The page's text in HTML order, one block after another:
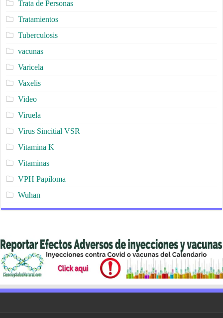
Trata de Personas
Tratamientos
Tuberculosis
vacunas
Varicela
Vaxelis
Video
Viruela
Virus Sincitial VSR
Vitamina K
Vitaminas
VPH Papiloma
Wuhan